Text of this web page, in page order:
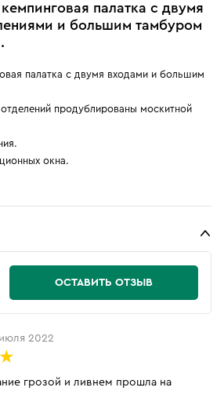
палатка с двумя
и большим тамбуром
палатка с двумя входами и большим
продублированы москитной
окна.
ОСТАВИТЬ ОТЗЫВ
июля 2022
грозой и ливнем прошла на